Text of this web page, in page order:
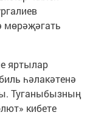
мөрәҗәгать
яртылар
һәлакәтенә
Туганыбызның
кибете